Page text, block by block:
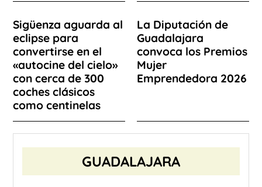
Sigüenza aguarda al
eclipse para
convertirse en el
«autocine del cielo»
con cerca de 300
coches clásicos
como centinelas
La Diputación de
Guadalajara
convoca los Premios
Mujer
Emprendedora 2026
GUADALAJARA